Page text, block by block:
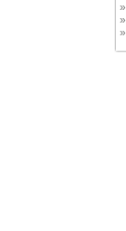
»
»
»